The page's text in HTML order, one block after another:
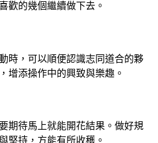
歡的幾個繼續做下去。
時，可以順便認識志同道合的夥
增添操作中的興致與樂趣。
期待馬上就能開花結果 。 做好規
堅持，方能有所收穫。